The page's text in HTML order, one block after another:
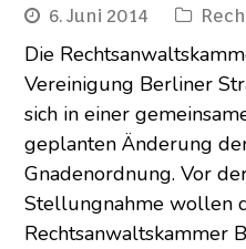
6. Juni 2014
Die
Vereinigung Berliner
sich in einer
geplanten Änderung
Gnadenordnung. Vor
Stellungnahme wollen
Rechtsanwaltskammer